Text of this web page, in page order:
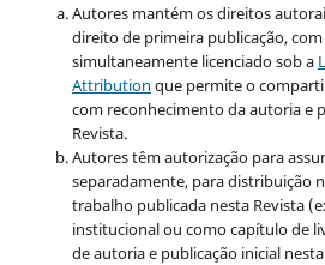
Autores mantém os direitos
direito de primeira publicação,
simultaneamente licenciado sob a
Attribution que permite o
com reconhecimento da autoria e
Revista.
Autores têm autorização para
separadamente, para distribuição
trabalho publicada nesta Revista
institucional ou como capítulo de
de autoria e publicação inicial